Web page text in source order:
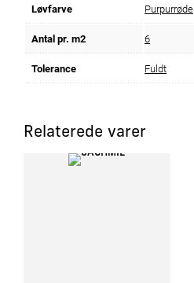
Løvfarve Purpurrøde
Antal pr. m2 6
Tolerance Fuldt
Relaterede varer